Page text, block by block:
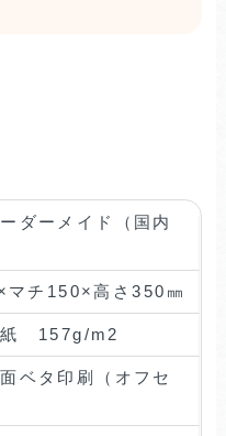
ダーメイド（国内
マチ150×高さ350㎜
紙 157g/m2
ベタ印刷（オフセ